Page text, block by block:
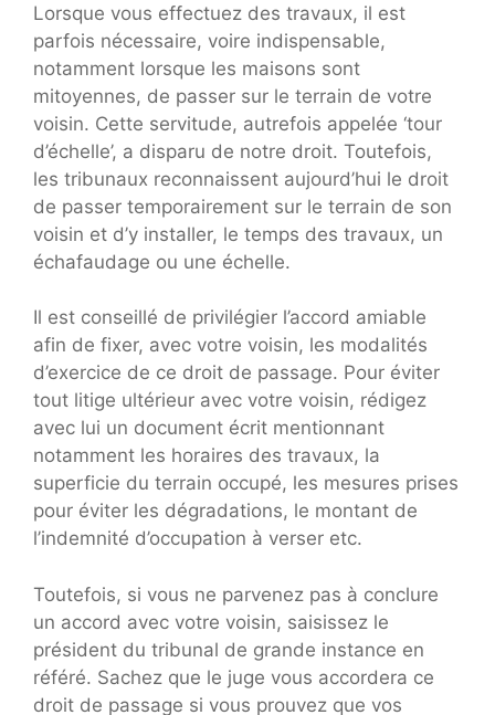
Lorsque vous effectuez des travaux, il est
parfois nécessaire, voire indispensable,
notamment lorsque les maisons sont
mitoyennes, de passer sur le terrain de votre
voisin. Cette servitude, autrefois appelée ‘tour
d’échelle’, a disparu de notre droit. Toutefois,
les tribunaux reconnaissent aujourd’hui le droit
de passer temporairement sur le terrain de son
voisin et d’y installer, le temps des travaux, un
échafaudage ou une échelle.
Il est conseillé de privilégier l’accord amiable
afin de fixer, avec votre voisin, les modalités
d’exercice de ce droit de passage. Pour éviter
tout litige ultérieur avec votre voisin, rédigez
avec lui un document écrit mentionnant
notamment les horaires des travaux, la
superficie du terrain occupé, les mesures prises
pour éviter les dégradations, le montant de
l’indemnité d’occupation à verser etc.
Toutefois, si vous ne parvenez pas à conclure
un accord avec votre voisin, saisissez le
président du tribunal de grande instance en
référé. Sachez que le juge vous accordera ce
droit de passage si vous prouvez que vos